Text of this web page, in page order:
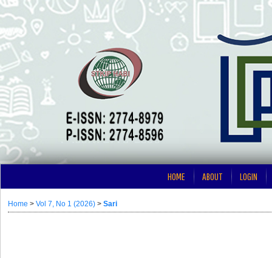
HOME ABOUT LOGIN
Home > Vol 7, No 1 (2026) > Sari